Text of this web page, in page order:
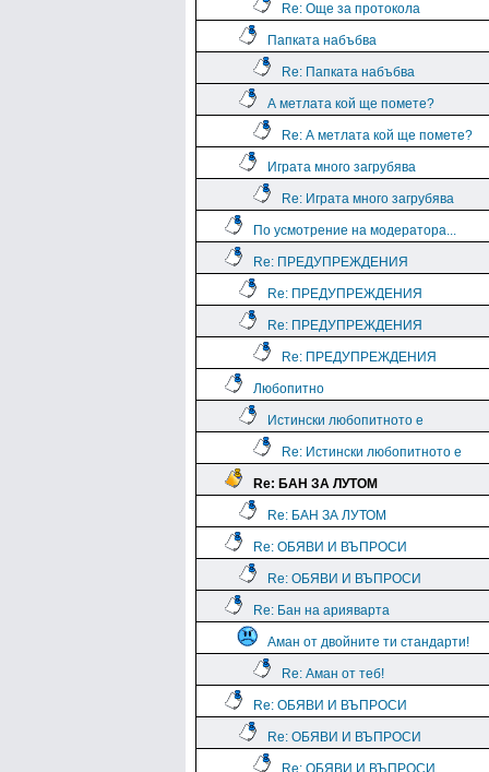
Re: Още за протокола
Папката набъбва
Re: Папката набъбва
А метлата кой ще помете?
Re: А метлата кой ще помете?
Играта много загрубява
Re: Играта много загрубява
По усмотрение на модератора...
Re: ПРЕДУПРЕЖДЕНИЯ
Re: ПРЕДУПРЕЖДЕНИЯ
Re: ПРЕДУПРЕЖДЕНИЯ
Re: ПРЕДУПРЕЖДЕНИЯ
Любопитно
Истински любопитното е
Re: Истински любопитното е
Re: БАН ЗА ЛУТОМ
Re: БАН ЗА ЛУТОМ
Re: ОБЯВИ И ВЪПРОСИ
Re: ОБЯВИ И ВЪПРОСИ
Re: Бан на арияварта
Аман от двойните ти стандарти!
Re: Аман от теб!
Re: ОБЯВИ И ВЪПРОСИ
Re: ОБЯВИ И ВЪПРОСИ
Re: ОБЯВИ И ВЪПРОСИ